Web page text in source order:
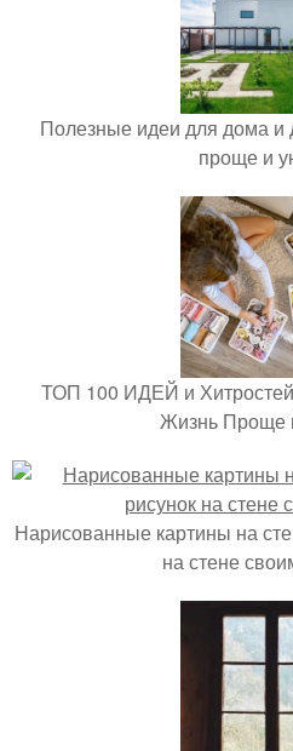
Полезные идеи для дома и
проще и
ТОП 100 ИДЕЙ и
Жизнь Проще
Нарисованные картины на
на стене